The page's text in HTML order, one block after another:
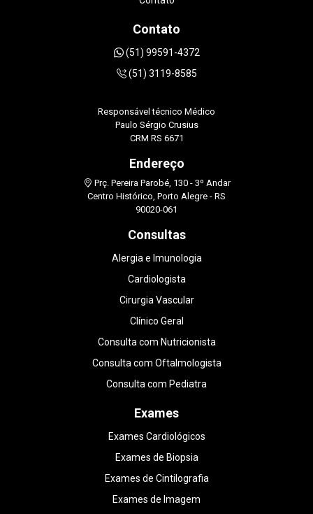
Contato
(51) 99591-4372
(51) 3119-8585
Responsável técnico Médico
Paulo Sérgio Crusius
CRM RS 6671
Endereço
Prç. Pereira Parobé, 130 - 3º Andar
Centro Histórico, Porto Alegre - RS
90020-061
Consultas
Alergia e Imunologia
Cardiologista
Cirurgia Vascular
Clínico Geral
Consulta com Nutricionista
Consulta com Oftalmologista
Consulta com Pediatra
Exames
Exames Cardiológicos
Exames de Biopsia
Exames de Cintilografia
Exames de Imagem